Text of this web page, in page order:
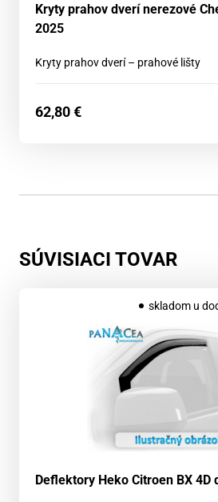
Kryty prahov dverí nerezové
2025
Kryty prahov dverí – prahové lišty
62,80€
SÚVISIACI TOVAR
skladom u
Deflektory Heko Citroen BX 4D